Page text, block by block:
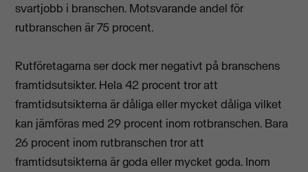
svartjobb i branschen. Motsvarande andel för
rutbranschen är 75 procent.
Rutföretagarna ser dock mer negativt på branschens
framtidsutsikter. Hela 42 procent tror att
framtidsutsikterna är dåliga eller mycket dåliga vilket
kan jämföras med 29 procent inom rotbranschen. Bara
26 procent inom rutbranschen tror att
framtidsutsikterna är goda eller mycket goda. Inom